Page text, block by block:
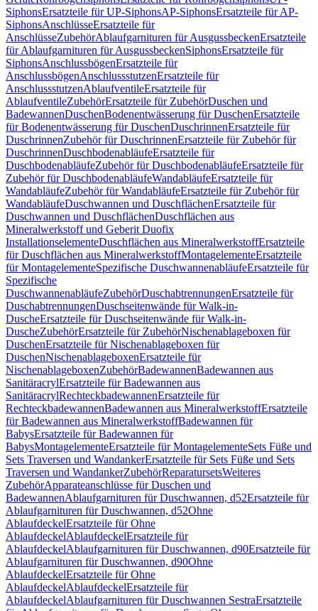
SiphonsErsatzteile für UP-SiphonsAP-SiphonsErsatzteile für AP-
SiphonsAnschlüsseErsatzteile für
AnschlüsseZubehörAblaufgarnituren für AusgussbeckenErsatzteile
für Ablaufgarnituren für AusgussbeckenSiphonsErsatzteile für
SiphonsAnschlussbögenErsatzteile für
AnschlussbögenAnschlussstutzenErsatzteile für
AnschlussstutzenAblaufventileErsatzteile für
AblaufventileZubehörErsatzteile für ZubehörDuschen und
BadewannenDuschenBodenentwässerung für DuschenErsatzteile
für Bodenentwässerung für DuschenDuschrinnenErsatzteile für
DuschrinnenZubehör für DuschrinnenErsatzteile für Zubehör für
DuschrinnenDuschbodenabläufeErsatzteile für
DuschbodenabläufeZubehör für DuschbodenabläufeErsatzteile für
Zubehör für DuschbodenabläufeWandabläufeErsatzteile für
WandabläufeZubehör für WandabläufeErsatzteile für Zubehör für
WandabläufeDuschwannen und DuschflächenErsatzteile für
Duschwannen und DuschflächenDuschflächen aus
Mineralwerkstoff und Geberit Duofix
InstallationselementeDuschflächen aus MineralwerkstoffErsatzteile
für Duschflächen aus MineralwerkstoffMontagelementeErsatzteile
für MontagelementeSpezifische DuschwannenabläufeErsatzteile für
Spezifische
DuschwannenabläufeZubehörDuschabtrennungenErsatzteile für
DuschabtrennungenDuschseitenwände für Walk-in-
DuscheErsatzteile für Duschseitenwände für Walk-in-
DuscheZubehörErsatzteile für ZubehörNischenablageboxen für
DuschenErsatzteile für Nischenablageboxen für
DuschenNischenablageboxenErsatzteile für
NischenablageboxenZubehörBadewannenBadewannen aus
SanitäracrylErsatzteile für Badewannen aus
SanitäracrylRechteckbadewannenErsatzteile für
RechteckbadewannenBadewannen aus MineralwerkstoffErsatzteile
für Badewannen aus MineralwerkstoffBadewannen für
BabysErsatzteile für Badewannen für
BabysMontagelementeErsatzteile für MontagelementeSets Füße und
Sets Traversen und WandankerErsatzteile für Sets Füße und Sets
Traversen und WandankerZubehörReparatursetsWeiteres
ZubehörApparateanschlüsse für Duschen und
BadewannenAblaufgarnituren für Duschwannen, d52Ersatzteile für
Ablaufgarnituren für Duschwannen, d52Ohne
AblaufdeckelErsatzteile für Ohne
AblaufdeckelAblaufdeckelErsatzteile für
AblaufdeckelAblaufgarnituren für Duschwannen, d90Ersatzteile für
Ablaufgarnituren für Duschwannen, d90Ohne
AblaufdeckelErsatzteile für Ohne
AblaufdeckelAblaufdeckelErsatzteile für
AblaufdeckelAblaufgarnituren für Duschwannen SestraErsatzteile